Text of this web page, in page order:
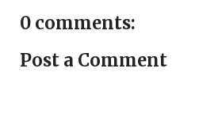
0 comments:
Post a Comment